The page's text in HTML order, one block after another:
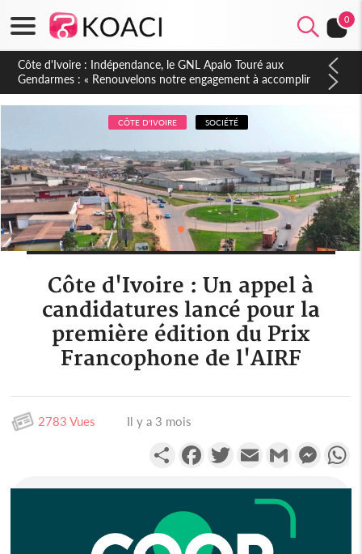
0
Sierra Leone : Un projet de réforme constitutionnelle en
gestation, points clés des amendements, un exclu d'avance
CÔTE D'IVOIRE SOCIÉTÉ
Côte d'Ivoire : Un appel à
candidatures lancé pour la
première édition du Prix
Francophone de l'AIRF
2783 Vues Il y a 3 mois
PartagerFacebookTwitterEmail Gmail